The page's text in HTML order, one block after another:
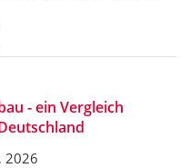
- ein Vergleich
2026